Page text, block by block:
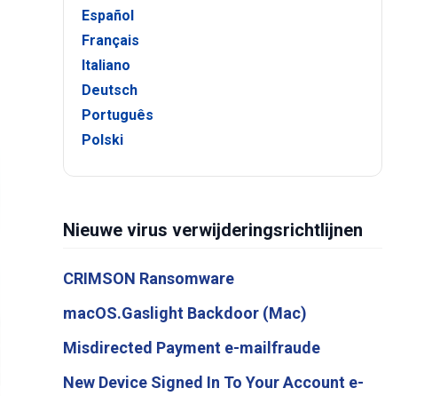
Español
Français
Italiano
Deutsch
Português
Polski
Nieuwe virus verwijderingsrichtlijnen
CRIMSON Ransomware
macOS.Gaslight Backdoor (Mac)
Misdirected Payment e-mailfraude
New Device Signed In To Your Account e-